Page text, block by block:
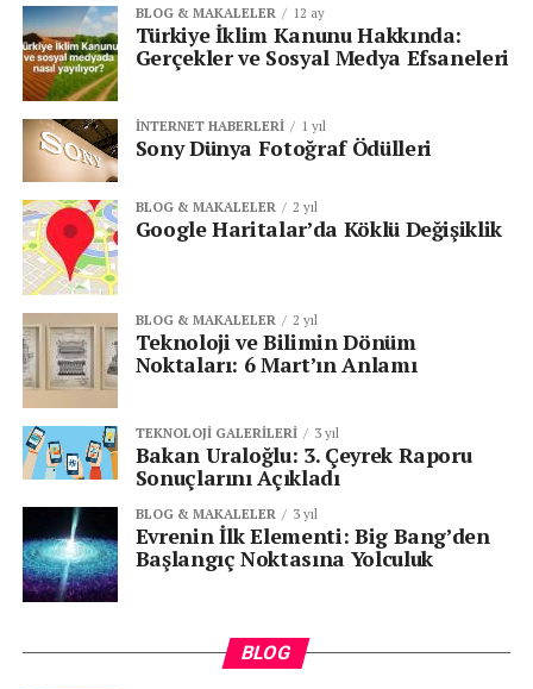
BLOG & MAKALELER 12 ay
Türkiye İklim Kanunu Hakkında:
Gerçekler ve Sosyal Medya Efsaneleri
İNTERNET HABERLERI 1 yıl
Sony Dünya Fotoğraf Ödülleri
BLOG & MAKALELER 2 yıl
Google Haritalar’da Köklü Değişiklik
BLOG & MAKALELER 2 yıl
Teknoloji ve Bilimin Dönüm
Noktaları: 6 Mart’ın Anlamı
TEKNOLOJI GALERILERI 3 yıl
Bakan Uraloğlu: 3. Çeyrek Raporu
Sonuçlarını Açıkladı
BLOG & MAKALELER 3 yıl
Evrenin İlk Elementi: Big Bang’den
Başlangıç Noktasına Yolculuk
BLOG